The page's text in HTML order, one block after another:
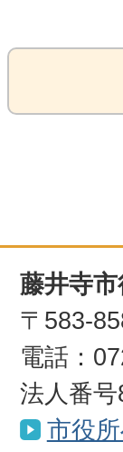
藤井寺
〒583-
電話：
法人番
市役